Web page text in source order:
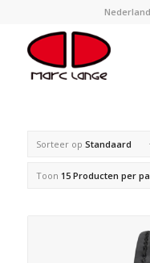
Sorteer op Standaard
Toon 15 Producten per